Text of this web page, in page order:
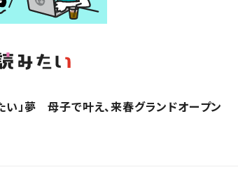
」夢 母子で叶え、来春グランドオープン